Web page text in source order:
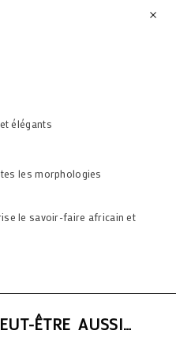
élégants
les morphologies
le savoir-faire africain et
ÊTRE AUSSI…